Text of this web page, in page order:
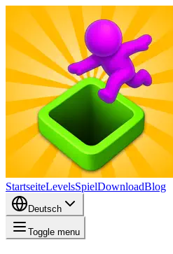
StartseiteLevelsSpielDownloadBlog
Deutsch
Toggle menu